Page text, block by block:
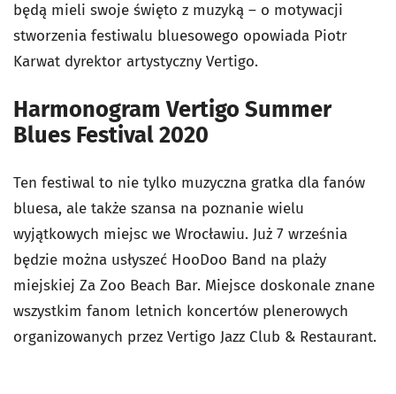
będą mieli swoje święto z muzyką – o motywacji
stworzenia festiwalu bluesowego opowiada Piotr
Karwat dyrektor artystyczny Vertigo.
Harmonogram Vertigo Summer
Blues Festival 2020
Ten festiwal to nie tylko muzyczna gratka dla fanów
bluesa, ale także szansa na poznanie wielu
wyjątkowych miejsc we Wrocławiu. Już 7 września
będzie można usłyszeć HooDoo Band na plaży
miejskiej Za Zoo Beach Bar. Miejsce doskonale znane
wszystkim fanom letnich koncertów plenerowych
organizowanych przez Vertigo Jazz Club & Restaurant.